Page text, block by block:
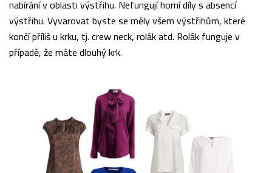
nabírání v oblasti výstřihu. Nefungují horní díly s absencí
výstřihu. Vyvarovat byste se měly všem výstřihům, které
končí příliš u krku, tj. crew neck, rolák atd. Rolák funguje v
případě, že máte dlouhý krk.